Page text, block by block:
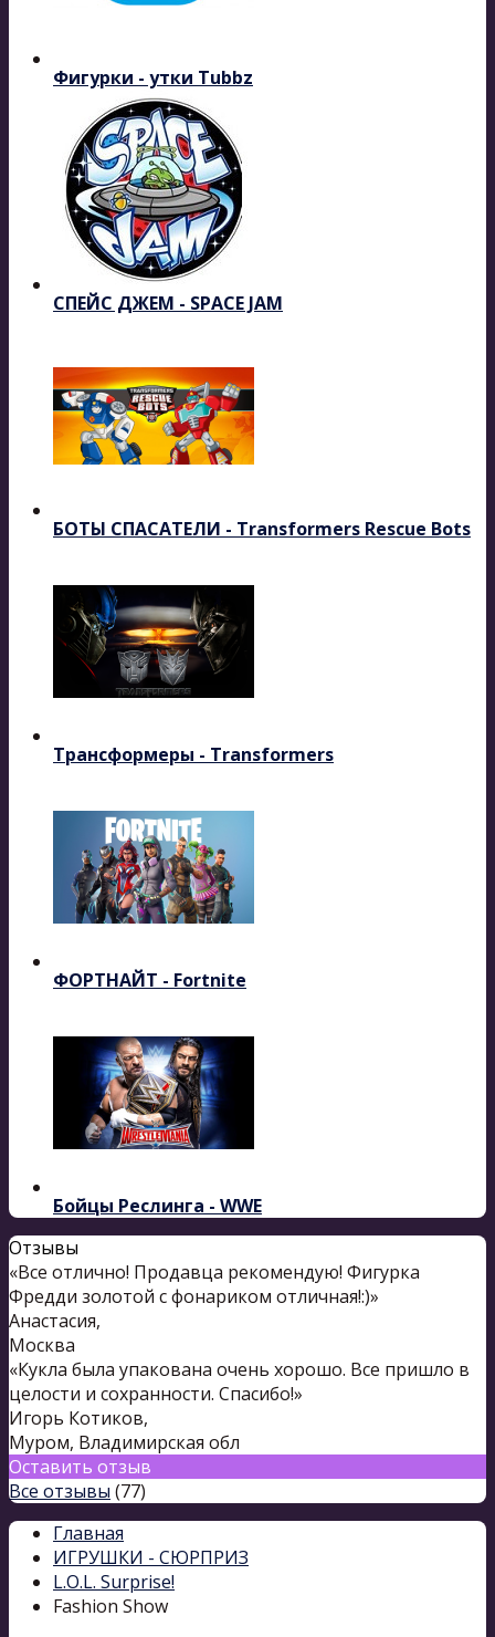
Фигурки - утки Tubbz
СПЕЙС ДЖЕМ - SPACE JAM
БОТЫ СПАСАТЕЛИ - Transformers Rescue Bots
Трансформеры - Transformers
ФОРТНАЙТ - Fortnite
Бойцы Реслинга - WWE
Отзывы
«Все отлично! Продавца рекомендую! Фигурка
Фредди золотой с фонариком отличная!:)»
Анастасия,
Москва
«Кукла была упакована очень хорошо. Все пришло в
целости и сохранности. Спасибо!»
Игорь Котиков,
Муром, Владимирская обл
Оставить отзыв
Все отзывы (77)
Главная
ИГРУШКИ - СЮРПРИЗ
L.O.L. Surprise!
Fashion Show